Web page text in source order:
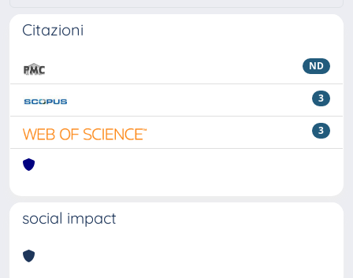
Citazioni
ND
3
3
social impact